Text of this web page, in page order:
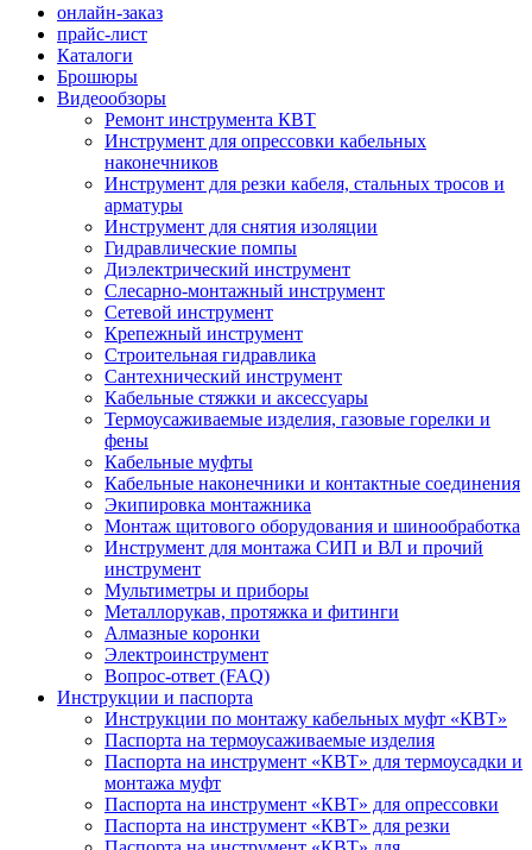
онлайн-заказ
прайс-лист
Каталоги
Брошюры
Видеообзоры
Ремонт инструмента КВТ
Инструмент для опрессовки кабельных
наконечников
Инструмент для резки кабеля, стальных тросов и
арматуры
Инструмент для снятия изоляции
Гидравлические помпы
Диэлектрический инструмент
Слесарно-монтажный инструмент
Сетевой инструмент
Крепежный инструмент
Строительная гидравлика
Сантехнический инструмент
Кабельные стяжки и аксессуары
Термоусаживаемые изделия, газовые горелки и
фены
Кабельные муфты
Кабельные наконечники и контактные соединения
Экипировка монтажника
Монтаж щитового оборудования и шинообработка
Инструмент для монтажа СИП и ВЛ и прочий
инструмент
Мультиметры и приборы
Металлорукав, протяжка и фитинги
Алмазные коронки
Электроинструмент
Вопрос-ответ (FAQ)
Инструкции и паспорта
Инструкции по монтажу кабельных муфт «КВТ»
Паспорта на термоусаживаемые изделия
Паспорта на инструмент «КВТ» для термоусадки и
монтажа муфт
Паспорта на инструмент «КВТ» для опрессовки
Паспорта на инструмент «КВТ» для резки